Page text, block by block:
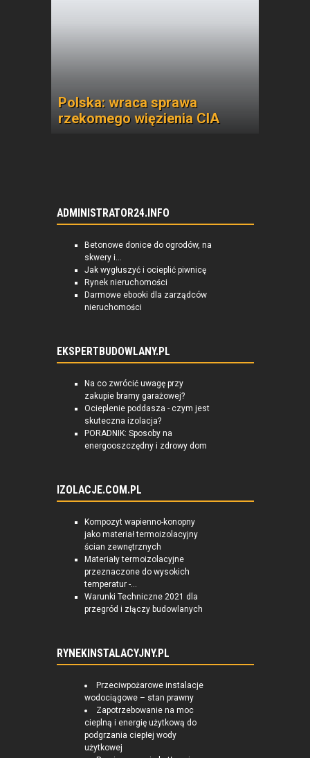
Polska: wraca sprawa
rzekomego więzienia CIA
ADMINISTRATOR24.INFO
Betonowe donice do ogrodów, na
skwery i...
Jak wygłuszyć i ocieplić piwnicę
Rynek nieruchomości
Darmowe ebooki dla zarządców
nieruchomości
EKSPERTBUDOWLANY.PL
Na co zwrócić uwagę przy
zakupie bramy garażowej?
Ocieplenie poddasza - czym jest
skuteczna izolacja?
PORADNIK: Sposoby na
energooszczędny i zdrowy dom
IZOLACJE.COM.PL
Kompozyt wapienno-konopny
jako materiał termoizolacyjny
ścian zewnętrznych
Materiały termoizolacyjne
przeznaczone do wysokich
temperatur -...
Warunki Techniczne 2021 dla
przegród i złączy budowlanych
RYNEKINSTALACYJNY.PL
Przeciwpożarowe instalacje
wodociągowe – stan prawny
Zapotrzebowanie na moc
cieplną i energię użytkową do
podgrzania ciepłej wody
użytkowej